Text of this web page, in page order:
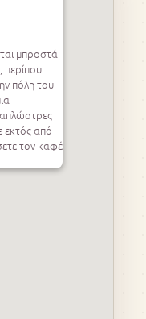
μπροστά
περίπου
πόλη του
εκτός από
τον καφέ